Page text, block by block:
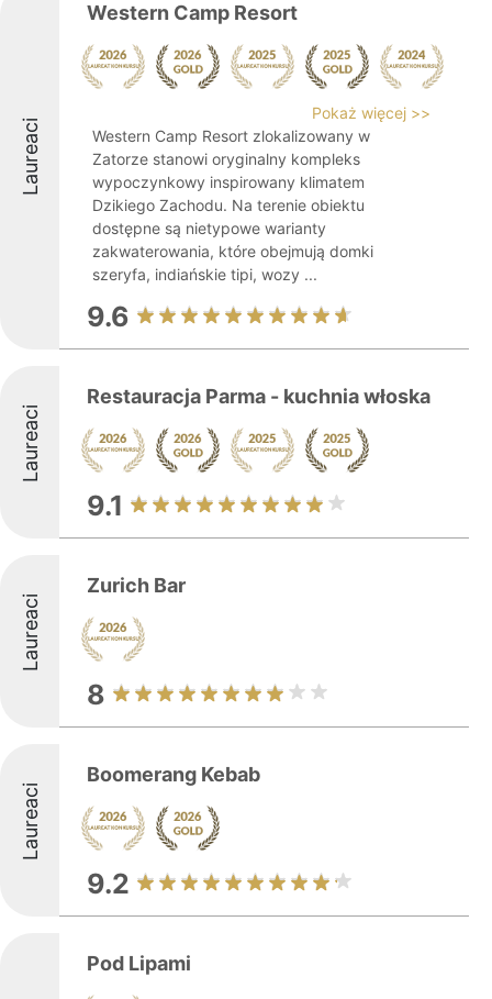
Laureaci
Western Camp Resort
Pokaż więcej >>
Western Camp Resort zlokalizowany w
Zatorze stanowi oryginalny kompleks
wypoczynkowy inspirowany klimatem
Dzikiego Zachodu. Na terenie obiektu
dostępne są nietypowe warianty
zakwaterowania, które obejmują domki
szeryfa, indiańskie tipi, wozy ...
9.6
Laureaci
Restauracja Parma - kuchnia włoska
9.1
Laureaci
Zurich Bar
8
Laureaci
Boomerang Kebab
9.2
Pod Lipami